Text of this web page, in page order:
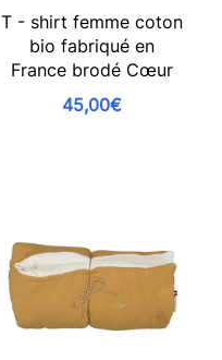
T - shirt femme coton
bio fabriqué en
France brodé Cœur
45,00€